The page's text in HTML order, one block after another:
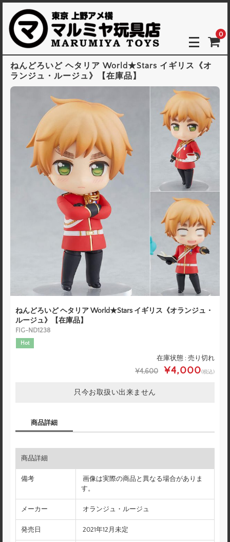
0
ねんどろいど ヘタリア World★Stars イギリス《オ
ランジュ・ルージュ》【在庫品】
ねんどろいど ヘタリア World★Stars イギリス《オランジュ・
ルージュ》【在庫品】
FIG-ND1238
Hot
在庫状態 : 売り切れ
¥4,600 ¥4,000(税込)
只今お取扱い出来ません
商品詳細
商品詳細
備考
画像は実際の商品と異なる場合がありま
す。
メーカー オランジュ・ルージュ
発売日 2021年12月未定